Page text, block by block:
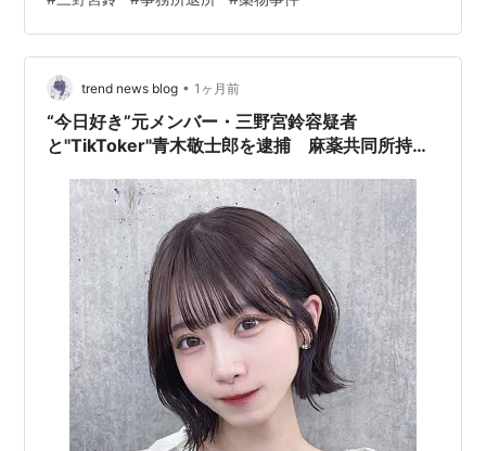
は、本当に関係があるのか。 この記事でわかること 逮捕
から1週間、浮かんだ新事実 通報から逮捕まで、事件の全
経緯 なぜ人は「繋がった」と言いたがるか 疑惑と退所、
同じ年に起きた重なり 事務所が語らなかった一つの言葉
この先、三野宮容疑者はどうなるか 逮捕から1週間、浮か
んだ新事実 …
trend news blog • 1ヶ月前
“今日好き”元メンバー・三野宮鈴容疑者
と"TikToker"青木敬士郎を逮捕 麻薬共同所持容